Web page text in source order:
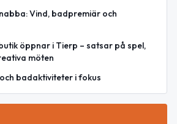
Vind, badpremiär och
öppnar i Tierp – satsar på spel,
möten
badaktiviteter i fokus